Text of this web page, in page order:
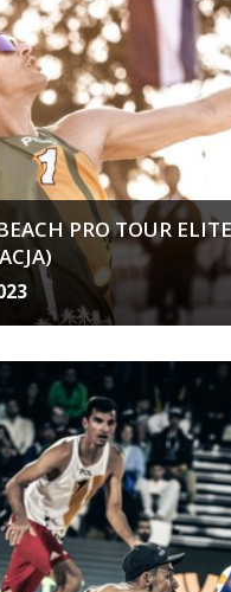
PRO TOUR